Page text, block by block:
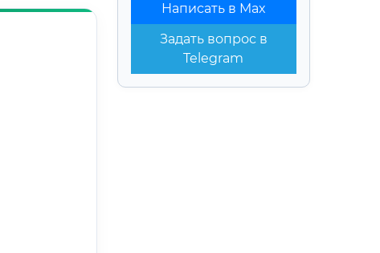
Написать в Max
Задать вопрос в
Telegram